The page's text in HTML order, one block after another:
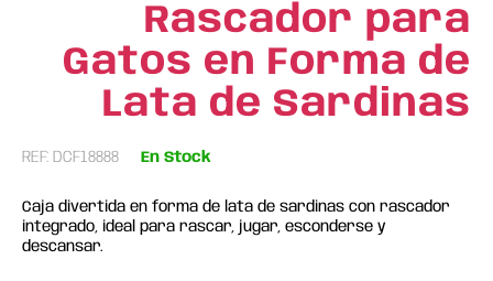
Rascador para
Gatos en Forma de
Lata de Sardinas
REF: DCF18888 En Stock
Caja divertida en forma de lata de sardinas con rascador
integrado, ideal para rascar, jugar, esconderse y
descansar.